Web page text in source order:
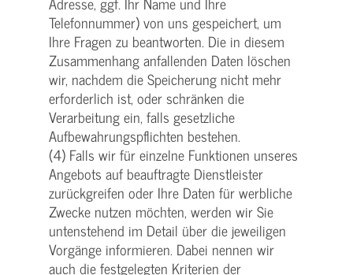
Telefonnummer) von uns gespeichert, um
Ihre Fragen zu beantworten. Die in diesem
Zusammenhang anfallenden Daten löschen
wir, nachdem die Speicherung nicht mehr
erforderlich ist, oder schränken die
Verarbeitung ein, falls gesetzliche
Aufbewahrungspflichten bestehen.
(4) Falls wir für einzelne Funktionen unseres
Angebots auf beauftragte Dienstleister
zurückgreifen oder Ihre Daten für werbliche
Zwecke nutzen möchten, werden wir Sie
untenstehend im Detail über die jeweiligen
Vorgänge informieren. Dabei nennen wir
auch die festgelegten Kriterien der